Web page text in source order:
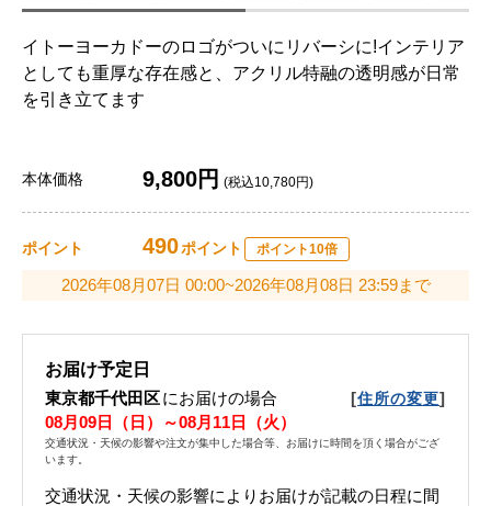
イトーヨーカドーのロゴがついにリバーシに!インテリア
としても重厚な存在感と、アクリル特融の透明感が日常
を引き立てます
本体価格 9,800円 (税込10,780円)
ポイント 490ポイント ポイント10倍
2026年08月07日 00:00~2026年08月08日 23:59まで
お届け予定日
東京都千代田区にお届けの場合 [住所の変更]
08月09日（日）～08月11日（火）
交通状況・天候の影響や注文が集中した場合等、お届けに時間を頂く場合がござ
います。
交通状況・天候の影響によりお届けが記載の日程に間